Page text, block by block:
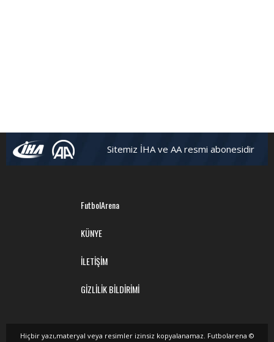
Sitemiz İHA ve AA resmi abonesidir
FutbolArena
KÜNYE
İLETİŞİM
GİZLİLİK BİLDİRİMİ
Hiçbir yazı,materyal veya resimler izinsiz kopyalanamaz. Futbolarena ©